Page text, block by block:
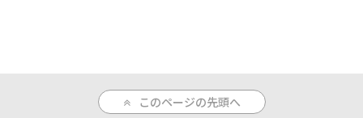
入院のご案内 このページの先頭へ